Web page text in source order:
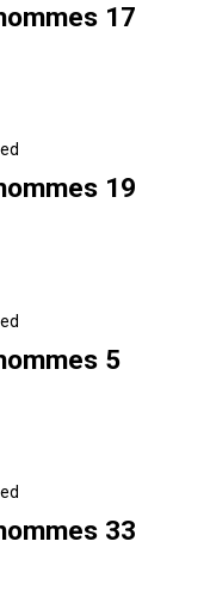
17
19
5
33